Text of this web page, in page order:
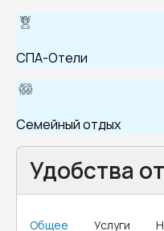
СПА-Отели
Семейный отдых
Удобства
Общее Услуги